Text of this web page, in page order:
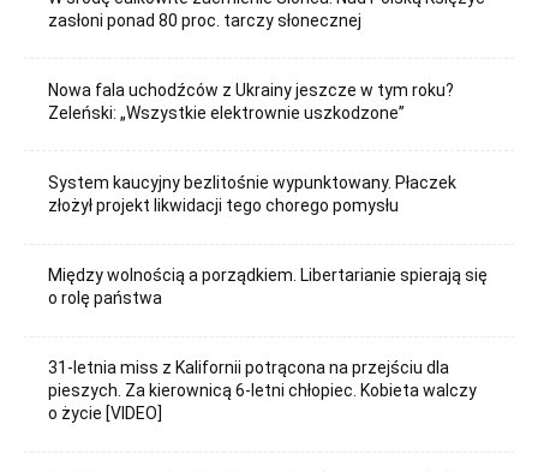
zasłoni ponad 80 proc. tarczy słonecznej
Nowa fala uchodźców z Ukrainy jeszcze w tym roku?
Zeleński: „Wszystkie elektrownie uszkodzone”
System kaucyjny bezlitośnie wypunktowany. Płaczek
złożył projekt likwidacji tego chorego pomysłu
Między wolnością a porządkiem. Libertarianie spierają się
o rolę państwa
31-letnia miss z Kalifornii potrącona na przejściu dla
pieszych. Za kierownicą 6-letni chłopiec. Kobieta walczy
o życie [VIDEO]